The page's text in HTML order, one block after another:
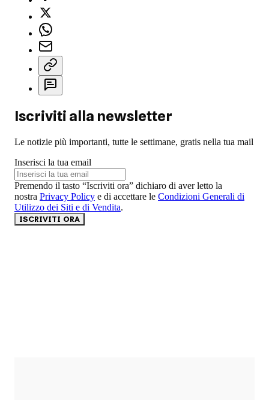
Iscriviti alla newsletter
Le notizie più importanti, tutte le settimane, gratis nella tua mail
Inserisci la tua email
Premendo il tasto “Iscriviti ora” dichiaro di aver letto la
nostra Privacy Policy e di accettare le Condizioni Generali di
Utilizzo dei Siti e di Vendita.
ISCRIVITI ORA